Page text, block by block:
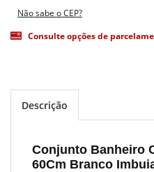
Não sabe o CEP?
Consulte opções de
Descrição
Conjunto Banheiro
60Cm Branco